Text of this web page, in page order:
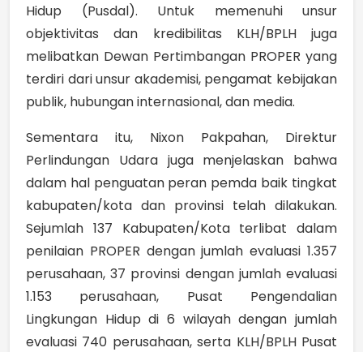
Hidup (Pusdal). Untuk memenuhi unsur
objektivitas dan kredibilitas KLH/BPLH juga
melibatkan Dewan Pertimbangan PROPER yang
terdiri dari unsur akademisi, pengamat kebijakan
publik, hubungan internasional, dan media.
Sementara itu, Nixon Pakpahan, Direktur
Perlindungan Udara juga menjelaskan bahwa
dalam hal penguatan peran pemda baik tingkat
kabupaten/kota dan provinsi telah dilakukan.
Sejumlah 137 Kabupaten/Kota terlibat dalam
penilaian PROPER dengan jumlah evaluasi 1.357
perusahaan, 37 provinsi dengan jumlah evaluasi
1.153 perusahaan, Pusat Pengendalian
Lingkungan Hidup di 6 wilayah dengan jumlah
evaluasi 740 perusahaan, serta KLH/BPLH Pusat